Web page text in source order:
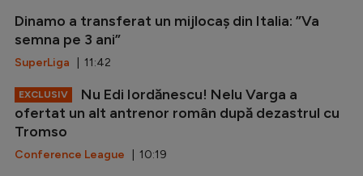
Dinamo a transferat un mijlocaș din Italia: ”Va
semna pe 3 ani”
SuperLiga | 11:42
EXCLUSIV
Nu Edi Iordănescu! Nelu Varga a
ofertat un alt antrenor român după dezastrul cu
Tromso
Conference League | 10:19